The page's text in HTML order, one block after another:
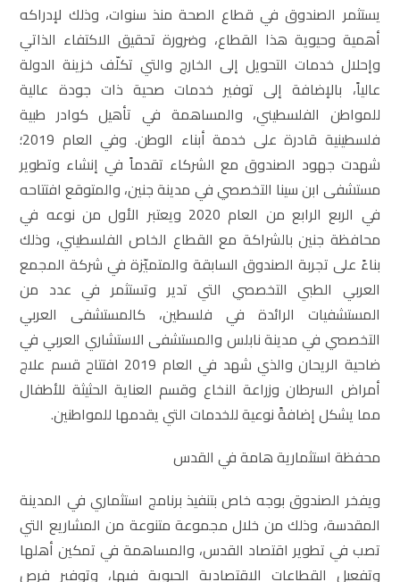
يستثمر الصندوق في قطاع الصحة منذ سنوات، وذلك لإدراكه
أهمية وحيوية هذا القطاع، وضرورة تحقيق الاكتفاء الذاتي
وإحلال خدمات التحويل إلى الخارج والتي تكلّف خزينة الدولة
عالياً، بالإضافة إلى توفير خدمات صحية ذات جودة عالية
للمواطن الفلسطيني، والمساهمة في تأهيل كوادر طبية
فلسطينية قادرة على خدمة أبناء الوطن. وفي العام 2019؛
شهدت جهود الصندوق مع الشركاء تقدماً في إنشاء وتطوير
مستشفى ابن سينا التخصصي في مدينة جنين، والمتوقع افتتاحه
في الربع الرابع من العام 2020 ويعتبر الأول من نوعه في
محافظة جنين بالشراكة مع القطاع الخاص الفلسطيني، وذلك
بناءً على تجربة الصندوق السابقة والمتميّزة في شركة المجمع
العربي الطبي التخصصي التي تدير وتستثمر في عدد من
المستشفيات الرائدة في فلسطين، كالمستشفى العربي
التخصصي في مدينة نابلس والمستشفى الاستشاري العربي في
ضاحية الريحان والذي شهد في العام 2019 افتتاح قسم علاج
أمراض السرطان وزراعة النخاع وقسم العناية الحثيثة للأطفال
مما يشكل إضافةً نوعية للخدمات التي يقدمها للمواطنين.
محفظة استثمارية هامة في القدس
ويفخر الصندوق بوجه خاص بتنفيذ برنامج استثماري في المدينة
المقدسة، وذلك من خلال مجموعة متنوعة من المشاريع التي
تصب في تطوير اقتصاد القدس، والمساهمة في تمكين أهلها
وتفعيل القطاعات الاقتصادية الحيوية فيها، وتوفير فرص